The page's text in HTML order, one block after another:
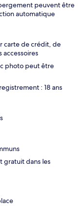
peuvent être
automatique
carte de crédit, de
accessoires
photo peut être
: 18 ans
gratuit dans les